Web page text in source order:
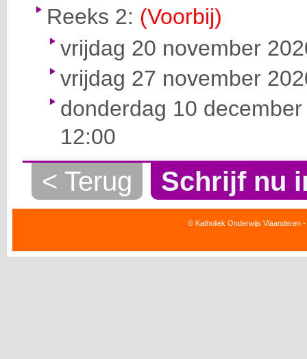
Reeks 2: (Voorbij)
vrijdag 20 november
vrijdag 27 november
donderdag 10
12:00
< Terug Schrijf nu
© Katholiek Onderwijs Vlaanderen